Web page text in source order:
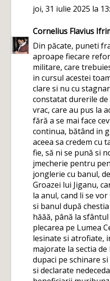
joi, 31 iulie 2025 la
Cornelius Flavius
Din păcate, puneti
aproape fiecare
militare, care
in cursul acestei
clare si nu cu
constatat durerile
vrac, care au pus la
fără a se mai face
continua, bătând in
aceea sa credem cu
fie, să ni se pună si
jmecherie pentru
jonglerie cu banul,
Groazei lui Jiganu,
la anul, cand li se
si banul după
hăăă, până la
plecarea pe Lumea
lesinate si atrofiate,
majorate la sectia de
dupaci pe schinare
si declarate